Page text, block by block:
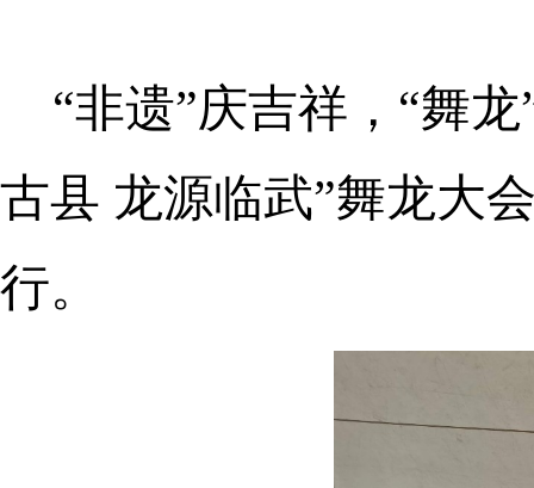
“非遗”庆吉祥，“舞
古县 龙源临武”舞龙大
行。